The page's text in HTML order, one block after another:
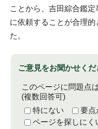
ことから、吉田綜合鑑
に依頼することが合理
た。
ご意見をお聞かせくだ
このページに問題点
(複数回答可)
特にない
要点
ページを探しにく